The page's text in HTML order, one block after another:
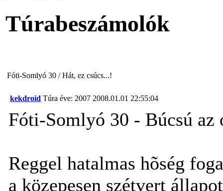
Túrabeszámolók
Fóti-Somlyó 30 / Hát, ez csúcs...!
kekdroid Túra éve: 2007 2008.01.01 22:55:04
Fóti-Somlyó 30 - Búcsú az
Reggel hatalmas hõség
a közepesen szétvert